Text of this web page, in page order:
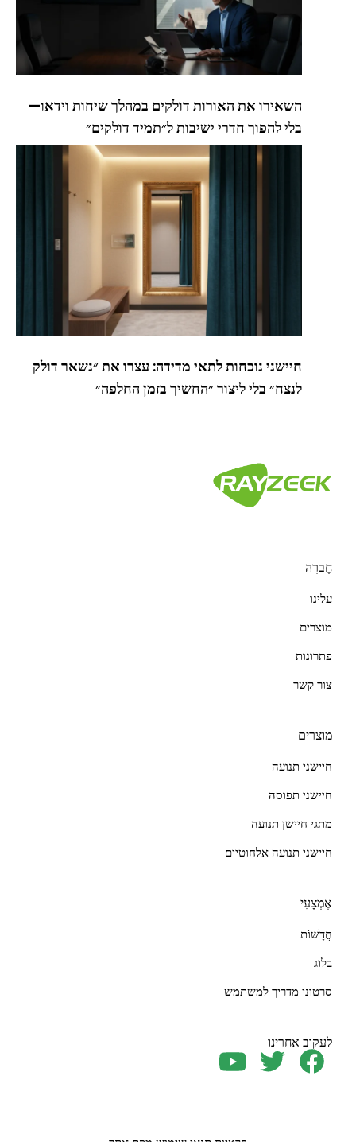
השאירו את האורות דולקים במהלך שיחות וידאו—
בלי להפוך חדרי ישיבות ל״תמיד דולקים״
חיישני נוכחות לתאי מדידה: עצרו את ״נשאר דולק
לנצח״ בלי ליצור ״החשיך בזמן החלפה״
חֶברָה
עלינו
מוצרים
פתרונות
צור קשר
מוצרים
חיישני תנועה
חיישני תפוסה
מתגי חיישן תנועה
חיישני תנועה אלחוטיים
אֶמְצָעִי
חֲדָשׁוֹת
בלוג
סרטוני מדריך למשתמש
לעקוב אחרינו